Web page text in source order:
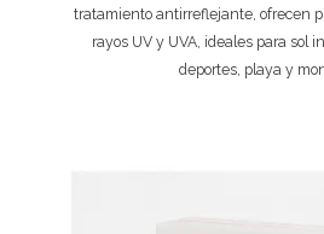
tratamiento antirreflejante, ofrecen
rayos UV y UVA, ideales para sol
deportes, playa y